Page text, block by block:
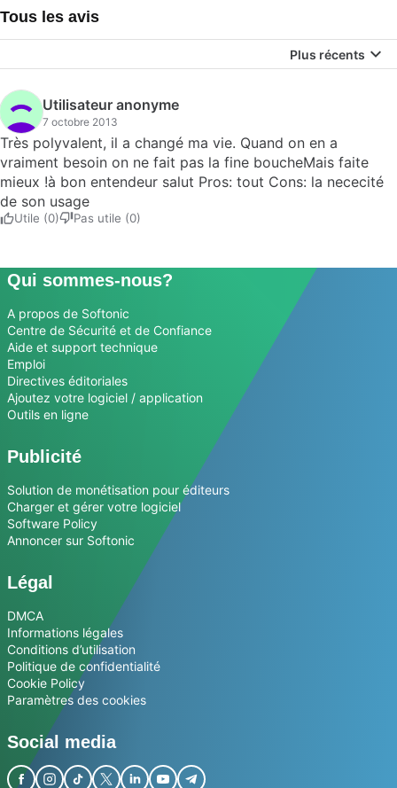
Tous les avis
Plus récents
Utilisateur anonyme
7 octobre 2013
Très polyvalent, il a changé ma vie. Quand on en a
vraiment besoin on ne fait pas la fine boucheMais faite
mieux !à bon entendeur salut Pros: tout Cons: la nececité
de son usage
Utile (0) Pas utile (0)
Qui sommes-nous?
A propos de Softonic
Centre de Sécurité et de Confiance
Aide et support technique
Emploi
Directives éditoriales
Ajoutez votre logiciel / application
Outils en ligne
Publicité
Solution de monétisation pour éditeurs
Charger et gérer votre logiciel
Software Policy
Annoncer sur Softonic
Légal
DMCA
Informations légales
Conditions d’utilisation
Politique de confidentialité
Cookie Policy
Paramètres des cookies
Social media